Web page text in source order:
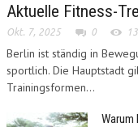
Aktuelle Fitness-
Okt. 7, 2025 0
Berlin ist ständig in
sportlich. Die Hauptstadt
Trainingsformen...